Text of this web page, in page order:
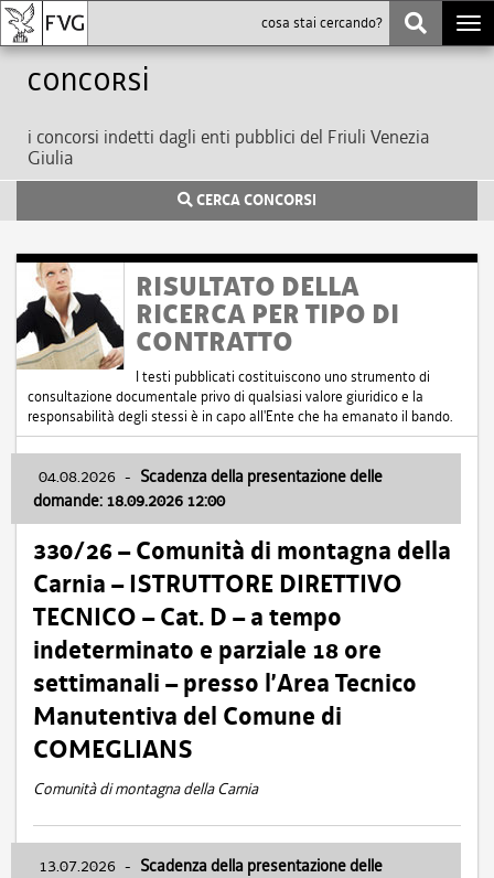
Concorsi
i concorsi indetti dagli enti pubblici del Friuli Venezia
Giulia
CERCA CONCORSI
RISULTATO DELLA
RICERCA PER TIPO DI
CONTRATTO
I testi pubblicati costituiscono uno strumento di
consultazione documentale privo di qualsiasi valore giuridico e la
responsabilità degli stessi è in capo all'Ente che ha emanato il bando.
04.08.2026 - Scadenza della presentazione delle
domande: 18.09.2026 12:00
330/26 – Comunità di montagna della
Carnia – ISTRUTTORE DIRETTIVO
TECNICO – Cat. D – a tempo
indeterminato e parziale 18 ore
settimanali – presso l’Area Tecnico
Manutentiva del Comune di
COMEGLIANS
Comunità di montagna della Carnia
13.07.2026 - Scadenza della presentazione delle